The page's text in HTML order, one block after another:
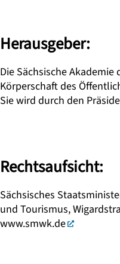
Herausgeber:
Die Sächsische
Körperschaft des
Sie wird durch den
Rechtsaufsicht:
Sächsisches
und Tourismus,
www.smwk.de